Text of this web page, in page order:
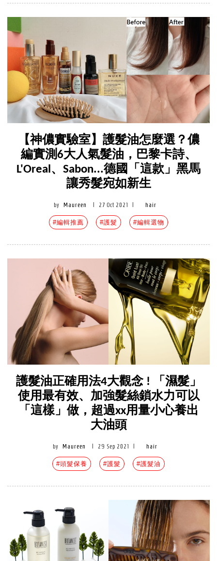
【神儂實驗室】護髮油怎麼選？儂
編實測6大人氣髮油，巴黎卡詩、
L'Oreal、Sabon...德國「這款」黑馬
讓秀髮宛如新生
by Maureen 27 Oct 2021 hair
#編輯推薦 #護髮 #編輯選物
護髮油正確用法4大觀念 ! 「濕髮」
使用最有效、加強髮絲鎖水力可以
「這樣」做，超過xx用量小心養出
大油頭
by Maureen 29 Sep 2021 hair
#頭髮保養 #護髮 #護髮油